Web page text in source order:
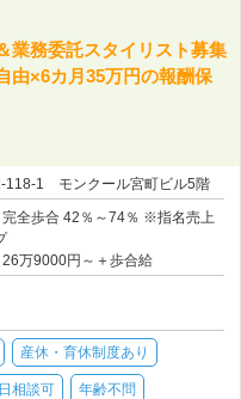
業務委託スタイリスト募集
由×6カ月35万円の報酬保
118-1 モンクール宮町ビル5階
完全歩合 42％～74％ ※指名売上
26万9000円～＋歩合給
産休・育休制度あり
相談可 年齢不問